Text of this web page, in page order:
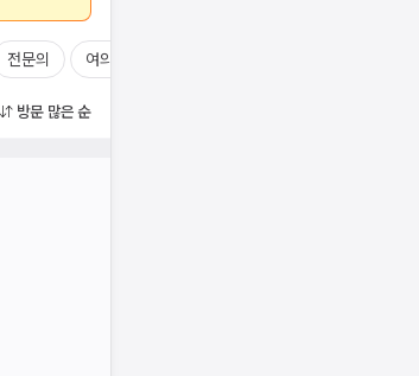
전문의 여의사
방문 많은 순